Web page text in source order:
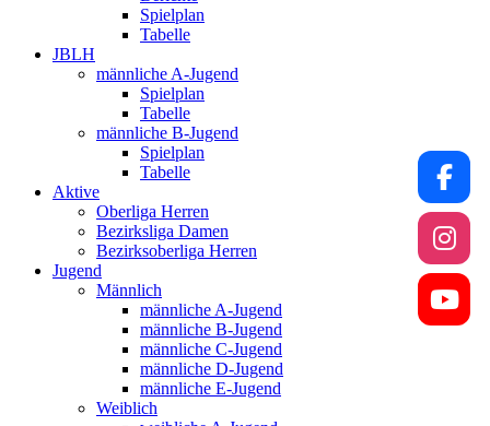
Spielplan
Tabelle
JBLH
männliche A-Jugend
Spielplan
Tabelle
männliche B-Jugend
Spielplan
Tabelle
Aktive
Oberliga Herren
Bezirksliga Damen
Bezirksoberliga Herren
Jugend
Männlich
männliche A-Jugend
männliche B-Jugend
männliche C-Jugend
männliche D-Jugend
männliche E-Jugend
Weiblich